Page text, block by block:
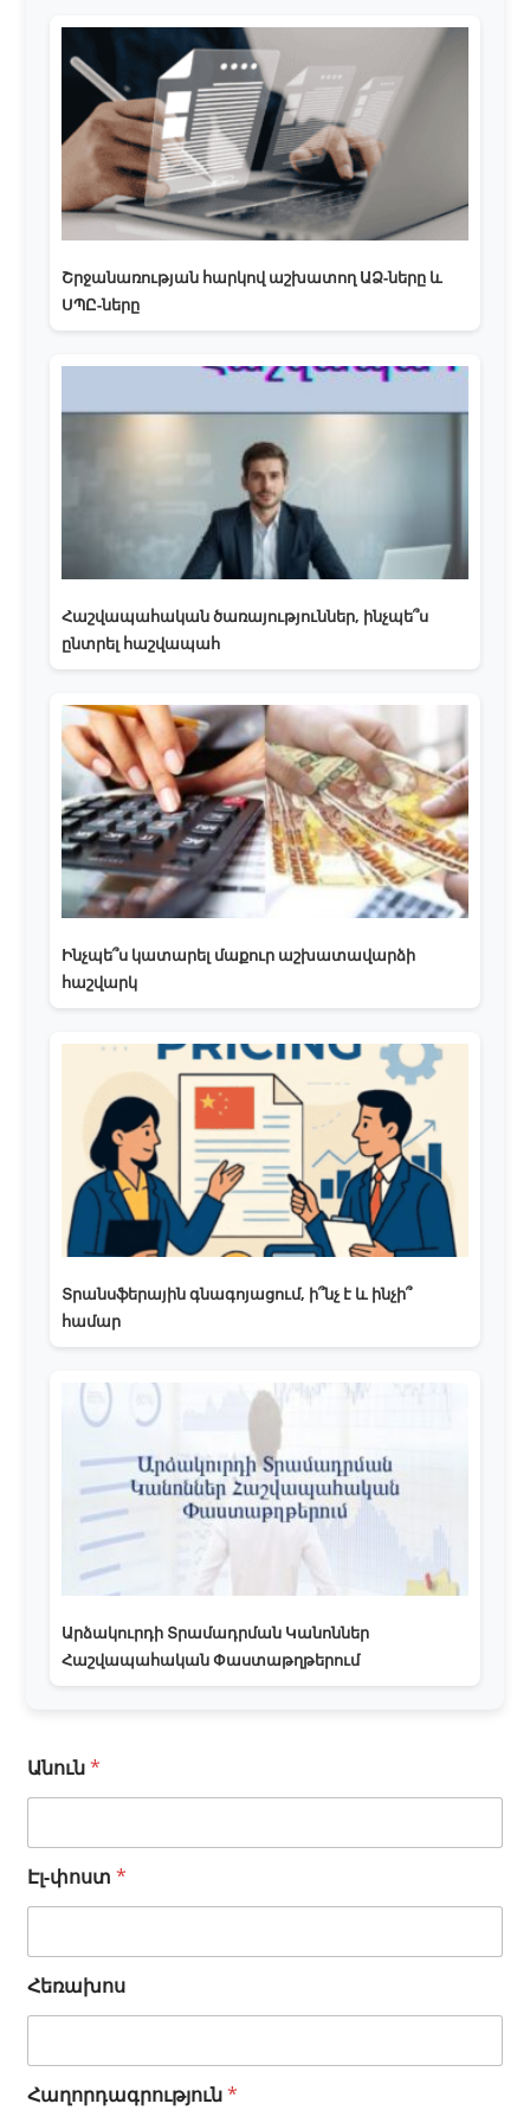
Շրջանառության հարկով աշխատող ԱՁ-ները և
ՍՊԸ-ները
Հաշվապահական ծառայություններ, ինչպե՞ս
ընտրել հաշվապահ
Ինչպե՞ս կատարել մաքուր աշխատավարձի
հաշվարկ
Տրանսֆերային գնագոյացում, ի՞նչ է և ինչի՞
համար
Արձակուրդի Տրամադրման Կանոններ
Հաշվապահական Փաստաթղթերում
Անուն*
Հ
դ
ա
ւ
Էլ-փոստ*
Հեռախոս
Հաղորդագրություն*